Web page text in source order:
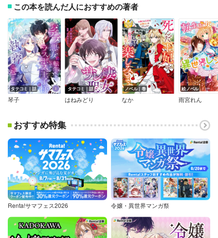
この本を読んだ人におすすめの著者
タテコミ｜話
琴子
タテコミ｜話
はねみどり
ノベル｜巻
なか
絵ノベル
雨宮れん
おすすめ特集
Renta!サマフェス2026 令嬢・異世界マンガ祭